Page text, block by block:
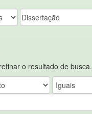
o resultado de busca.